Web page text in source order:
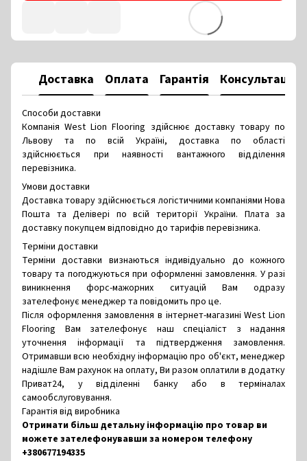
Доставка Оплата Гарантія Консультація
Способи доставки
Компанія West Lion Flooring здійснює доставку товару по
Львову та по всій Україні, доставка по області
здійснюється при наявності вантажного відділення
перевізника.
Умови доставки
Доставка товару здійснюється логістичними компаніями Нова
Пошта та Делівері по всій території України. Плата за
доставку покупцем відповідно до тарифів перевізника.
Терміни доставки
Терміни доставки визнаються індивідуально до кожного
товару та погоджуються при оформленні замовлення. У разі
виникнення форс-мажорних ситуацій Вам одразу
зателефонує менеджер та повідомить про це.
Після оформлення замовлення в інтернет-магазині West Lion
Flooring Вам зателефонує наш спеціаліст з надання
уточнення інформації та підтвердження замовлення.
Отримавши всю необхідну інформацію про об'єкт, менеджер
надішле Вам рахунок на оплату, Ви разом оплатили в додатку
Приват24, у відділенні банку або в терміналах
самообслуговування.
Гарантія від виробника
Отримати більш детальну інформацію про товар ви
можете зателефонувавши за номером телефону
+380677194335